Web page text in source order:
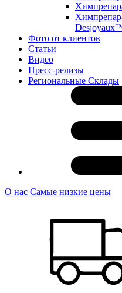
Фото от клиентов
Статьи
Видео
Пресс-релизы
Региональные Склады
О нас Самые низкие цены